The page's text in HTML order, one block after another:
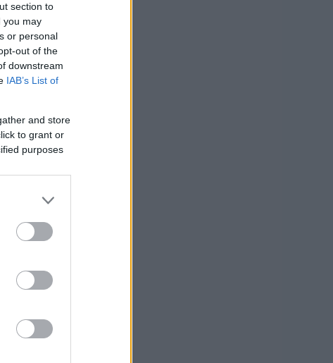
section to
you may
or personal
out of the
downstream
IAB’s List of
and store
to grant or
purposes